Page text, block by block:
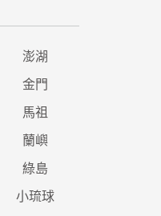
澎湖
金門
馬祖
蘭嶼
綠島
小琉球